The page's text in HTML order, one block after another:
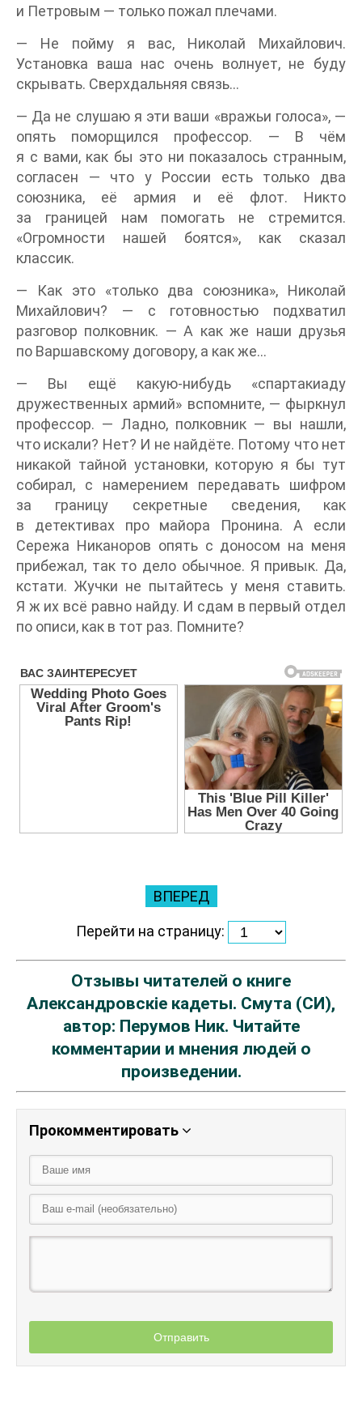
и Петровым — только пожал плечами.
— Не пойму я вас, Николай Михайлович.
Установка ваша нас очень волнует, не буду
скрывать. Сверхдальняя связь…
— Да не слушаю я эти ваши «вражьи голоса», —
опять поморщился профессор. — В чём
я с вами, как бы это ни показалось странным,
согласен — что у России есть только два
союзника, её армия и её флот. Никто
за границей нам помогать не стремится.
«Огромности нашей боятся», как сказал
классик.
— Как это «только два союзника», Николай
Михайлович? — с готовностью подхватил
разговор полковник. — А как же наши друзья
по Варшавскому договору, а как же…
— Вы ещё какую-нибудь «спартакиаду
дружественных армий» вспомните, — фыркнул
профессор. — Ладно, полковник — вы нашли,
что искали? Нет? И не найдёте. Потому что нет
никакой тайной установки, которую я бы тут
собирал, с намерением передавать шифром
за границу секретные сведения, как
в детективах про майора Пронина. А если
Сережа Никаноров опять с доносом на меня
прибежал, так то дело обычное. Я привык. Да,
кстати. Жучки не пытайтесь у меня ставить.
Я ж их всё равно найду. И сдам в первый отдел
по описи, как в тот раз. Помните?
ВПЕРЕД
Перейти на страницу:
Отзывы читателей о книге
Александровскiе кадеты. Смута (СИ),
автор: Перумов Ник. Читайте
комментарии и мнения людей о
произведении.
Прокомментировать
Отправить